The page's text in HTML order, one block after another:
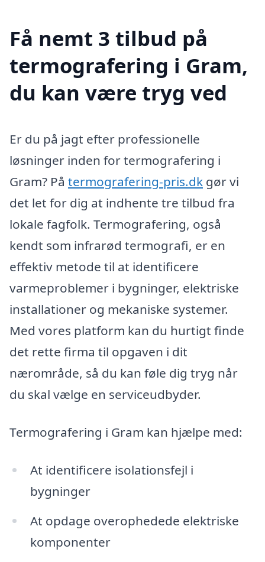
Få nemt 3 tilbud på
termografering i Gram,
du kan være tryg ved
Er du på jagt efter professionelle
løsninger inden for termografering i
Gram? På termografering-pris.dk gør vi
det let for dig at indhente tre tilbud fra
lokale fagfolk. Termografering, også
kendt som infrarød termografi, er en
effektiv metode til at identificere
varmeproblemer i bygninger, elektriske
installationer og mekaniske systemer.
Med vores platform kan du hurtigt finde
det rette firma til opgaven i dit
nærområde, så du kan føle dig tryg når
du skal vælge en serviceudbyder.
Termografering i Gram kan hjælpe med:
At identificere isolationsfejl i
bygninger
At opdage overophedede elektriske
komponenter